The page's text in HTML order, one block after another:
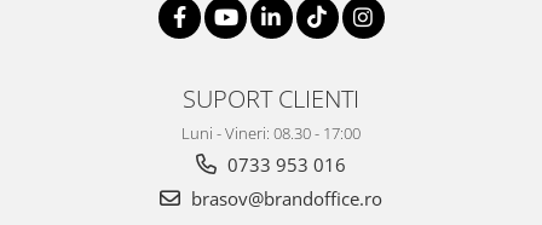
SUPORT CLIENTI
Luni - Vineri: 08.30 - 17:00
0733 953 016
brasov@brandoffice.ro